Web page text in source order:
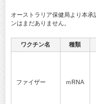
オーストラリア保健局より本
ンはまだありません。
ワクチン名 種類
ファイザー ｍRNA